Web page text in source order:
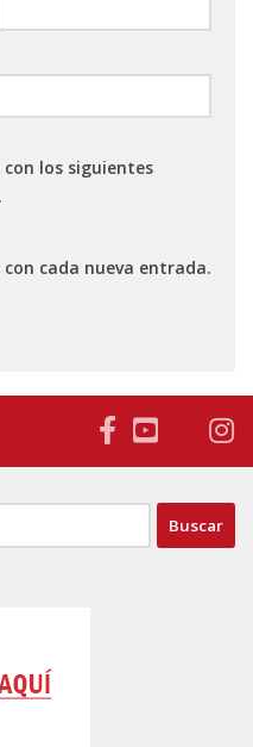
los siguientes
cada nueva entrada.